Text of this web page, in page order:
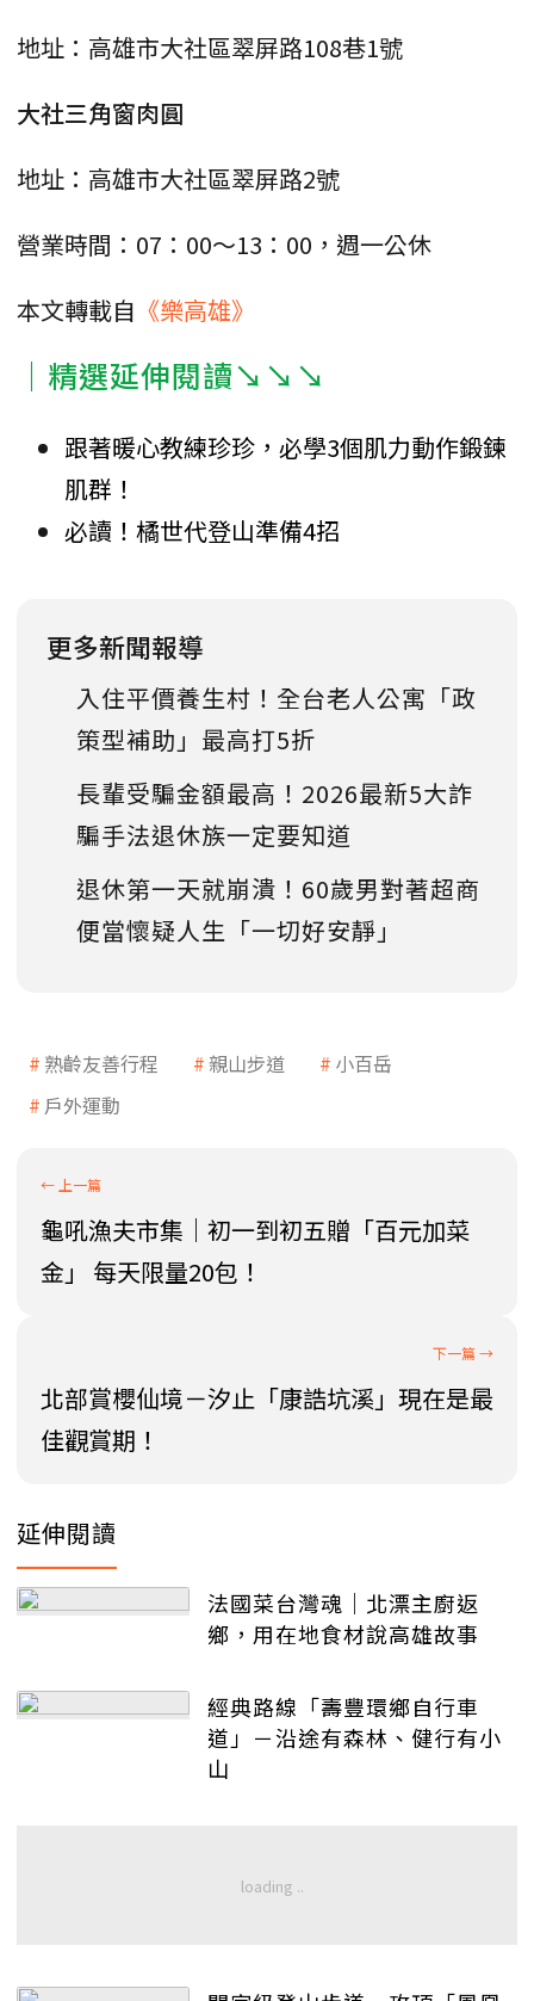
地址：高雄市大社區翠屏路108巷1號
大社三角窗肉圓
地址：高雄市大社區翠屏路2號
營業時間：07：00～13：00，週一公休
本文轉載自 《樂高雄》
｜精選延伸閱讀↘↘↘
跟著暖心教練珍珍，必學3個肌力動作鍛鍊
肌群！
必讀！橘世代登山準備4招
更多新聞報導
入住平價養生村！全台老人公寓「政
策型補助」最高打5折
長輩受騙金額最高！2026最新5大詐
騙手法退休族一定要知道
退休第一天就崩潰！60歲男對著超商
便當懷疑人生「一切好安靜」
熟齡友善行程 親山步道
小百岳
戶外運動
龜吼漁夫市集｜初一到初五贈「百元加菜
金」 每天限量20包！
北部賞櫻仙境－汐止「康誥坑溪」現在是最
佳觀賞期！
延伸閱讀
法國菜台灣魂｜北漂主廚返
鄉，用在地食材說高雄故事
經典路線「壽豐環鄉自行車
道」－沿途有森林、健行有小
山